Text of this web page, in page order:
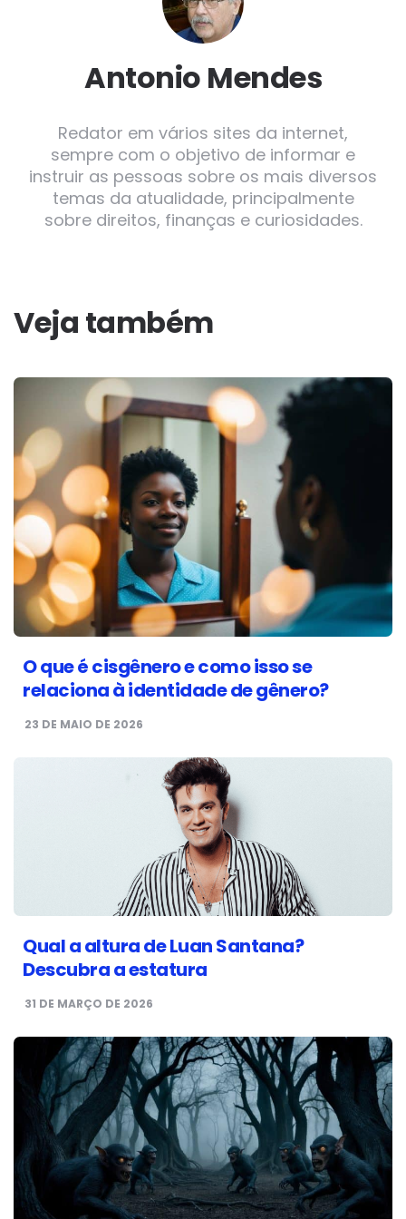
Antonio Mendes
Redator em vários sites da internet,
sempre com o objetivo de informar e
instruir as pessoas sobre os mais diversos
temas da atualidade, principalmente
sobre direitos, finanças e curiosidades.
Veja também
O que é cisgênero e como isso se
relaciona à identidade de gênero?
23 DE MAIO DE 2026
Qual a altura de Luan Santana?
Descubra a estatura
31 DE MARÇO DE 2026